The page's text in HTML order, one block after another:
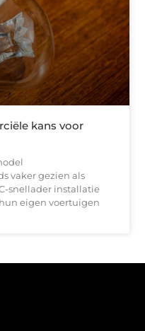
kans voor
vaker gezien als
snellader installatie
eigen voertuigen